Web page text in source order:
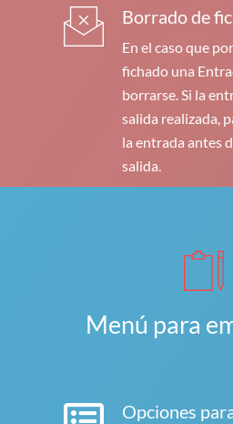
Borrado de
En el caso que
fichado una
borrarse. Si la
salida realizada,
la entrada antes
salida.
Menú para
Opciones